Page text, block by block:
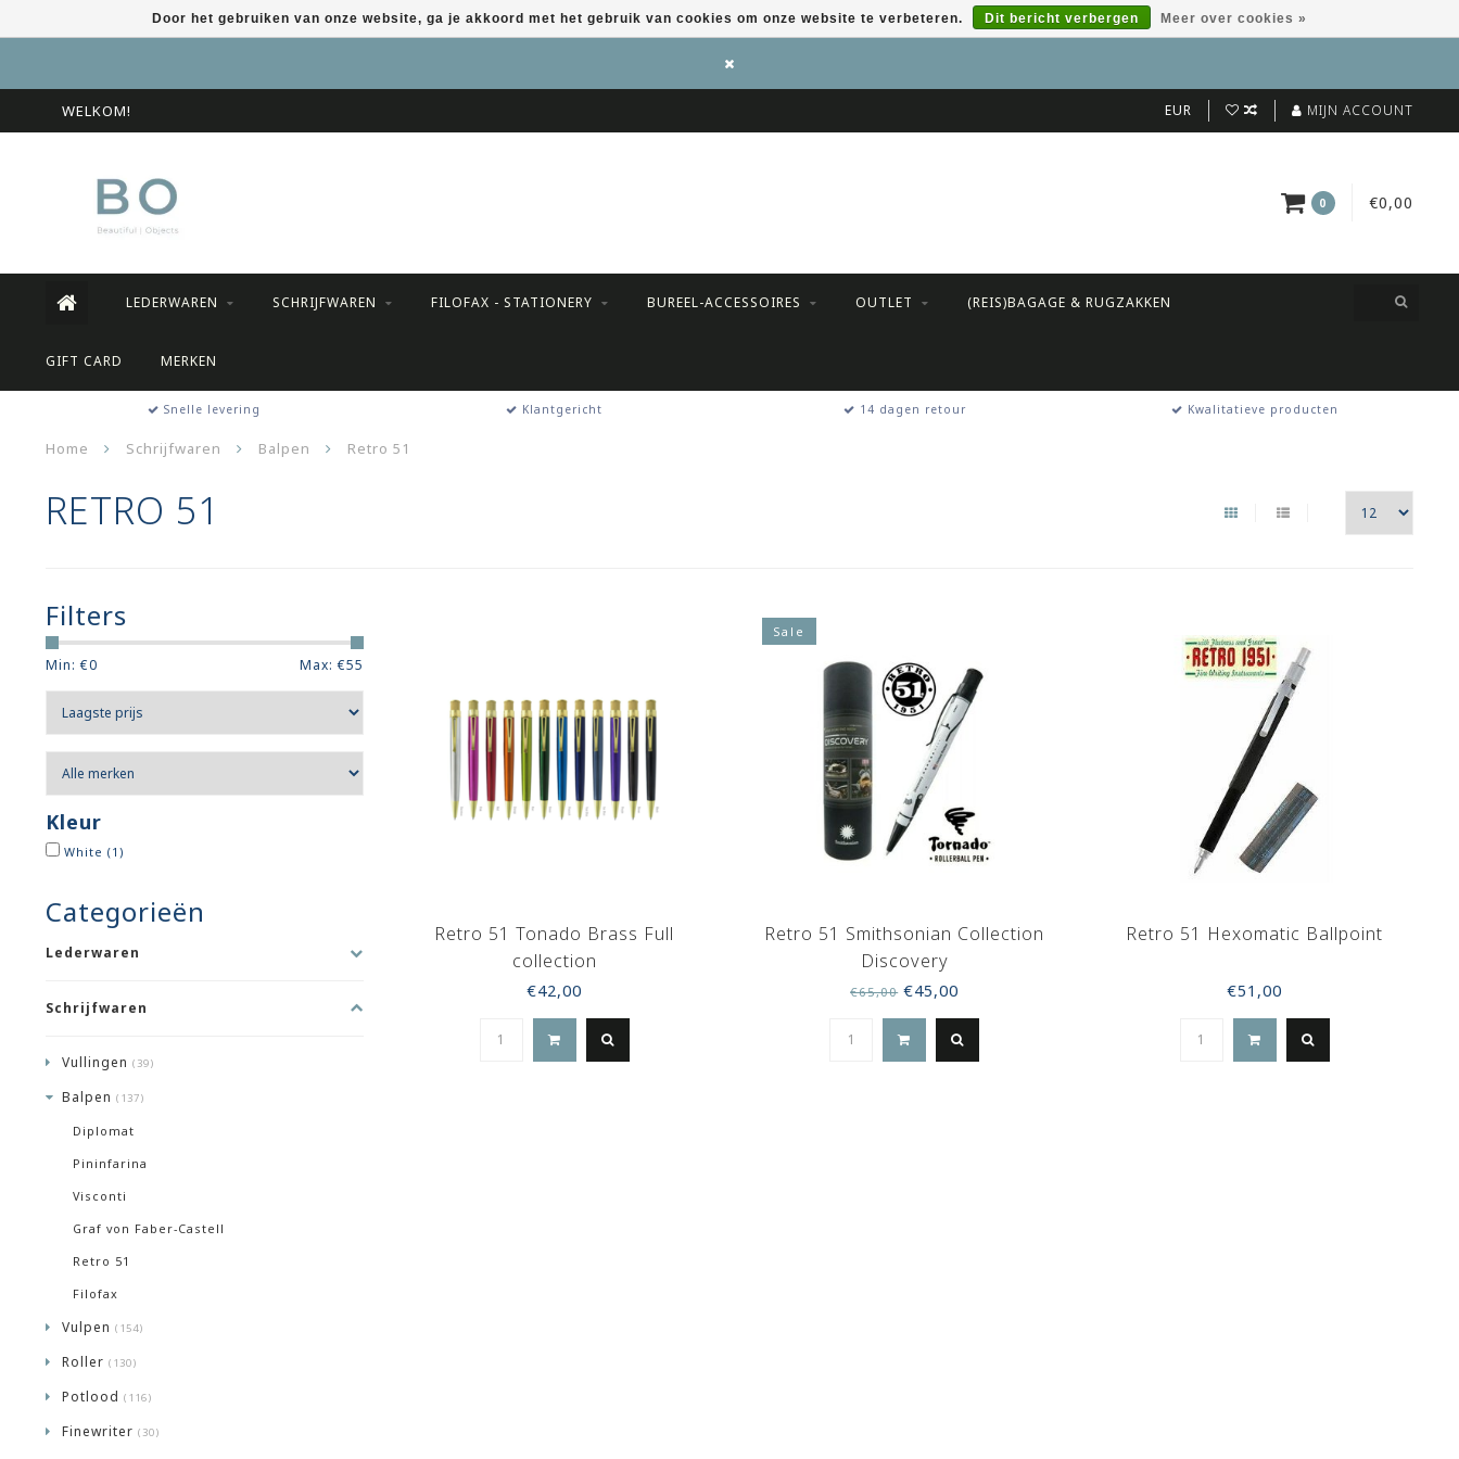
WELKOM! EUR MIJN ACCOUNT
0 €0,00
LEDERWAREN SCHRIJFWAREN FILOFAX - STATIONERY BUREEL-ACCESSOIRES OUTLET (REIS)BAGAGE & RUGZAKKEN
GIFT CARD MERKEN
Snelle levering Klantgericht 14 dagen retour Kwalitatieve producten
Home Schrijfwaren Balpen Retro 51
RETRO 51
Filters
Min: €0 Max: €55
Kleur
White (1)
Categorieën
Lederwaren
Schrijfwaren
Vullingen (39)
Balpen (137)
Diplomat
Pininfarina
Visconti
Graf von Faber-Castell
Retro 51
Filofax
Vulpen (154)
Roller (130)
Potlood (116)
Finewriter (30)
Retro 51 Tonado Brass Full
collection
€42,00
Sale
Retro 51 Smithsonian Collection
Discovery
€65,00€45,00
Retro 51 Hexomatic Ballpoint
€51,00
Door het gebruiken van onze website, ga je akkoord met het gebruik van cookies om onze website te verbeteren. Dit bericht verbergen Meer over cookies »